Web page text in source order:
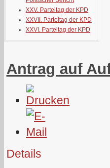
XXV. Parteitag der KPD
XXVII. Parteitag der KPD
XXVI. Parteitag der KPD
Antrag auf
Details